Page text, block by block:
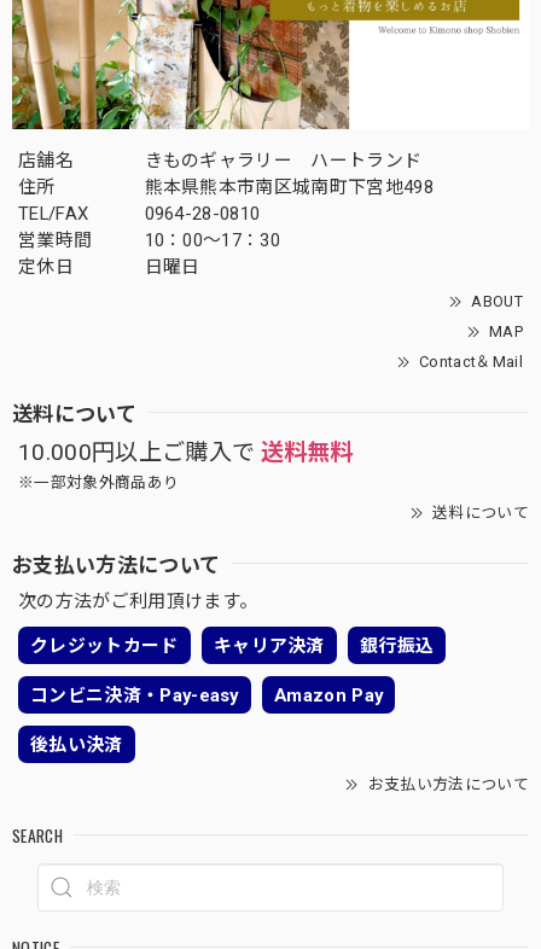
店舗名
きものギャラリー ハートランド
住所
熊本県熊本市南区城南町下宮地498
TEL/FAX
0964-28-0810
営業時間
10：00～17：30
定休日
日曜日
ABOUT
MAP
Contact＆Mail
送料について
10.000円以上ご購入で 送料無料
※一部対象外商品あり
送料について
お支払い方法について
次の方法がご利用頂けます。
クレジットカード キャリア決済 銀行振込
コンビニ決済・Pay-easy Amazon Pay
後払い決済
お支払い方法について
SEARCH